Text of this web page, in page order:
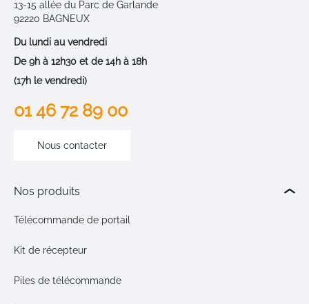
13-15 allée du Parc de Garlande
92220 BAGNEUX
Du lundi au vendredi
De 9h à 12h30 et de 14h à 18h
(17h le vendredi)
01 46 72 89 00
Nous contacter
Nos produits
Télécommande de portail
Kit de récepteur
Piles de télécommande